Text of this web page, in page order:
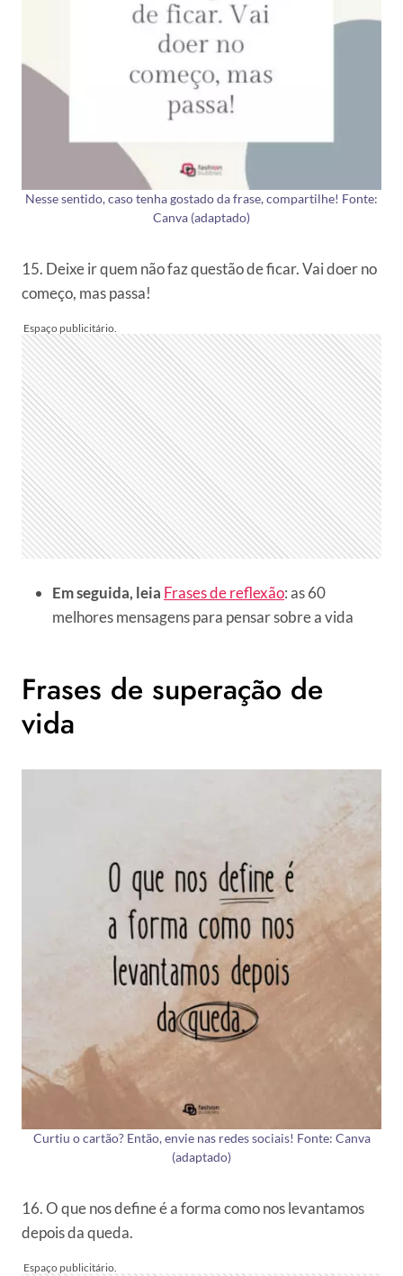
Nesse sentido, caso tenha gostado da frase, compartilhe! Fonte:
Canva (adaptado)
15. Deixe ir quem não faz questão de ficar. Vai doer no
começo, mas passa!
Em seguida, leia Frases de reflexão: as 60
melhores mensagens para pensar sobre a vida
Frases de superação de
vida
Curtiu o cartão? Então, envie nas redes sociais! Fonte: Canva
(adaptado)
16. O que nos define é a forma como nos levantamos
depois da queda.